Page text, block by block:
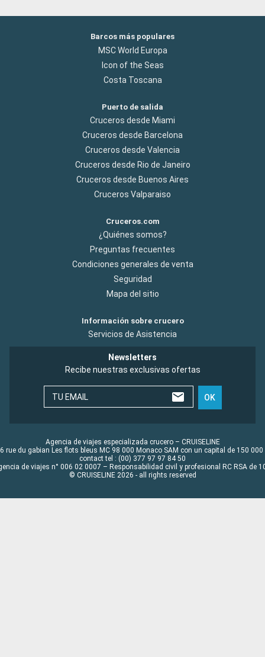
Barcos más populares
MSC World Europa
Icon of the Seas
Costa Toscana
Puerto de salida
Cruceros desde Miami
Cruceros desde Barcelona
Cruceros desde Valencia
Cruceros desde Rio de Janeiro
Cruceros desde Buenos Aires
Cruceros Valparaiso
Cruceros.com
¿Quiénes somos?
Preguntas frecuentes
Condiciones generales de venta
Seguridad
Mapa del sitio
Información sobre crucero
Servicios de Asistencia
Newsletters
Recibe nuestras exclusivas ofertas
TU EMAIL OK
Agencia de viajes especializada crucero – CRUISELINE
rue du gabian Les flots bleus MC 98 000 Monaco SAM con un capital de 150 000
contact tel : (00) 377 97 97 84 50
de viajes n° 006 02 0007 – Responsabilidad civil y profesional RC RSA de
© CRUISELINE 2026 - all rights reserved